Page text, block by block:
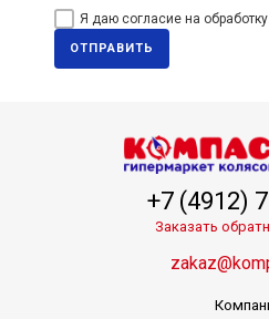
Я даю согласие на
ОТПРАВИТЬ
+7 (4912)
Заказать